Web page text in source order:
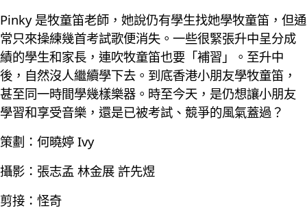
Pinky 是牧童笛老師，她說仍有學生找她學牧童笛，但通
常只來操練幾首考試歌便消失。一些很緊張升中呈分成
績的學生和家長，連吹牧童笛也要「補習」。至升中
後，自然沒人繼續學下去。到底香港小朋友學牧童笛，
甚至同一時間學幾樣樂器。時至今天，是仍想讓小朋友
學習和享受音樂，還是已被考試、競爭的風氣蓋過？
策劃：何曉婷 Ivy
攝影：張志孟 林金展 許先煜
剪接：怪奇